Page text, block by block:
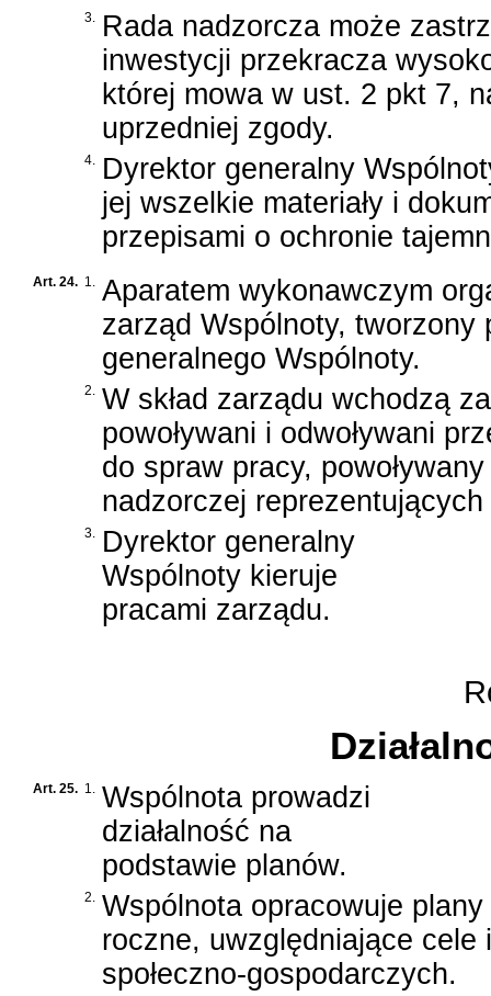
3.
Rada nadzorcza może
inwestycji przekracza
której mowa w ust. 2 pkt 7,
uprzedniej zgody.
4.
Dyrektor generalny
jej wszelkie materiały i
przepisami o ochronie
Art. 24. 1.
Aparatem wykonawczym
zarząd Wspólnoty, tworzony
generalnego Wspólnoty.
2.
W skład zarządu wchodzą
powoływani i odwoływani
do spraw pracy,
nadzorczej
3.
Dyrektor generalny
Wspólnoty kieruje
pracami zarządu.
Art. 25. 1.
Wspólnota prowadzi
działalność na
podstawie planów.
2.
Wspólnota opracowuje
roczne, uwzględniające
społeczno-gospodarczych.